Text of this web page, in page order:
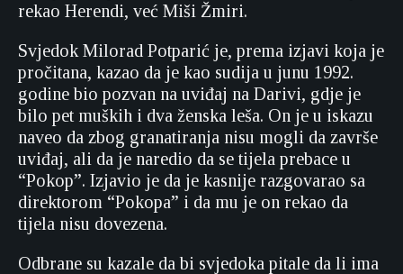
rekao Herendi, već Miši Žmiri.
Svjedok Milorad Potparić je, prema izjavi koja je
pročitana, kazao da je kao sudija u junu 1992.
godine bio pozvan na uviđaj na Darivi, gdje je
bilo pet muških i dva ženska leša. On je u iskazu
naveo da zbog granatiranja nisu mogli da završe
uviđaj, ali da je naredio da se tijela prebace u
“Pokop”. Izjavio je da je kasnije razgovarao sa
direktorom “Pokopa” i da mu je on rekao da
tijela nisu dovezena.
Odbrane su kazale da bi svjedoka pitale da li ima